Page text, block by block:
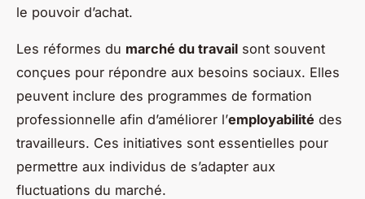
le pouvoir d’achat.
Les réformes du marché du travail sont souvent
conçues pour répondre aux besoins sociaux. Elles
peuvent inclure des programmes de formation
professionnelle afin d’améliorer l’employabilité des
travailleurs. Ces initiatives sont essentielles pour
permettre aux individus de s’adapter aux
fluctuations du marché.